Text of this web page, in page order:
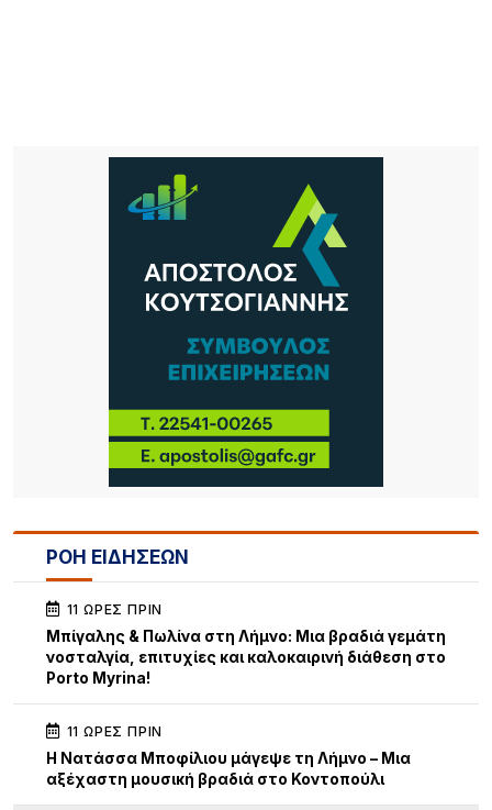
ΡΟΗ ΕΙΔΗΣΕΩΝ
11 ΏΡΕΣ ΠΡΙΝ
Μπίγαλης & Πωλίνα στη Λήμνο: Μια βραδιά γεμάτη
νοσταλγία, επιτυχίες και καλοκαιρινή διάθεση στο
Porto Myrina!
11 ΏΡΕΣ ΠΡΙΝ
Η Νατάσσα Μποφίλιου μάγεψε τη Λήμνο – Μια
αξέχαστη μουσική βραδιά στο Κοντοπούλι